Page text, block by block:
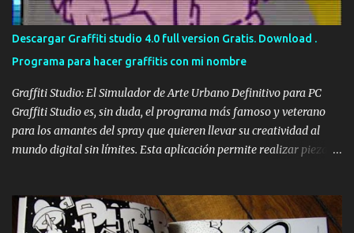
el logo de David García en el centro de la persiana. Pintar persiana
local Una vez acabada la persiana, y después de haber pasado
algunos días, el cliente nos pidió si podíamos pasarnos otro día
para colocarle el teléfono en la persiana, justo debajo de Urgencias
24 h . Y ...
Descargar Graffiti studio 4.0 full version Gratis. Download .
Programa para hacer graffitis con mi nombre
Graffiti Studio: El Simulador de Arte Urbano Definitivo para PC
Graffiti Studio es, sin duda, el programa más famoso y veterano
para los amantes del spray que quieren llevar su creatividad al
mundo digital sin límites. Esta aplicación permite realizar piezas
papel y una forma increíble de practicar desde casa con el
ordenador. Gracias a su motor gráfico sencillo pero eficaz, ofrece